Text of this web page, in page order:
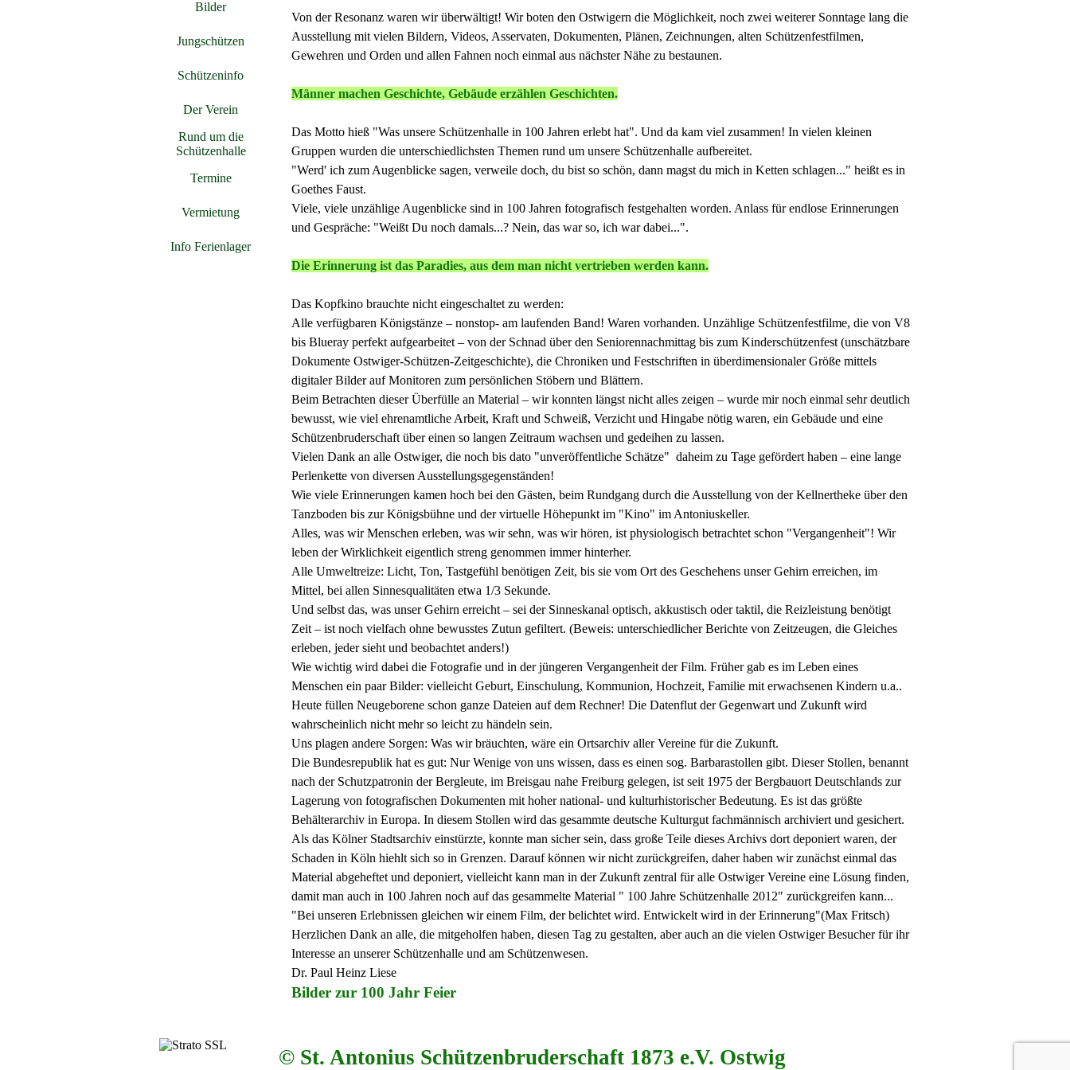
Bilder
Jungschützen ▼
Schützeninfo
Der Verein
Rund um die
Schützenhalle
Termine
Vermietung
Info Ferienlager
Von der Resonanz waren wir überwältigt! Wir boten den Ostwigern die Möglichkeit, noch zwei weiterer Sonntage lang die
Ausstellung mit vielen Bildern, Videos, Asservaten, Dokumenten, Plänen, Zeichnungen, alten Schützenfestfilmen,
Gewehren und Orden und allen Fahnen noch einmal aus nächster Nähe zu bestaunen.
Männer machen Geschichte, Gebäude erzählen Geschichten.
Das Motto hieß "Was unsere Schützenhalle in 100 Jahren erlebt hat". Und da kam viel zusammen! In vielen kleinen
Gruppen wurden die unterschiedlichsten Themen rund um unsere Schützenhalle aufbereitet.
"Werd' ich zum Augenblicke sagen, verweile doch, du bist so schön, dann magst du mich in Ketten schlagen..." heißt es in
Goethes Faust.
Viele, viele unzählige Augenblicke sind in 100 Jahren fotografisch festgehalten worden. Anlass für endlose Erinnerungen
und Gespräche: "Weißt Du noch damals...? Nein, das war so, ich war dabei...".
Die Erinnerung ist das Paradies, aus dem man nicht vertrieben werden kann.
Das Kopfkino brauchte nicht eingeschaltet zu werden:
Alle verfügbaren Königstänze – nonstop- am laufenden Band! Waren vorhanden. Unzählige Schützenfestfilme, die von V8
bis Blueray perfekt aufgearbeitet – von der Schnad über den Seniorennachmittag bis zum Kinderschützenfest (unschätzbare
Dokumente Ostwiger-Schützen-Zeitgeschichte), die Chroniken und Festschriften in überdimensionaler Größe mittels
digitaler Bilder auf Monitoren zum persönlichen Stöbern und Blättern.
Beim Betrachten dieser Überfülle an Material – wir konnten längst nicht alles zeigen – wurde mir noch einmal sehr deutlich
bewusst, wie viel ehrenamtliche Arbeit, Kraft und Schweiß, Verzicht und Hingabe nötig waren, ein Gebäude und eine
Schützenbruderschaft über einen so langen Zeitraum wachsen und gedeihen zu lassen.
Vielen Dank an alle Ostwiger, die noch bis dato "unveröffentliche Schätze" daheim zu Tage gefördert haben – eine lange
Perlenkette von diversen Ausstellungsgegenständen!
Wie viele Erinnerungen kamen hoch bei den Gästen, beim Rundgang durch die Ausstellung von der Kellnertheke über den
Tanzboden bis zur Königsbühne und der virtuelle Höhepunkt im "Kino" im Antoniuskeller.
Alles, was wir Menschen erleben, was wir sehn, was wir hören, ist physiologisch betrachtet schon "Vergangenheit"! Wir
leben der Wirklichkeit eigentlich streng genommen immer hinterher.
Alle Umweltreize: Licht, Ton, Tastgefühl benötigen Zeit, bis sie vom Ort des Geschehens unser Gehirn erreichen, im
Mittel, bei allen Sinnesqualitäten etwa 1/3 Sekunde.
Und selbst das, was unser Gehirn erreicht – sei der Sinneskanal optisch, akkustisch oder taktil, die Reizleistung benötigt
Zeit – ist noch vielfach ohne bewusstes Zutun gefiltert. (Beweis: unterschiedlicher Berichte von Zeitzeugen, die Gleiches
erleben, jeder sieht und beobachtet anders!)
Wie wichtig wird dabei die Fotografie und in der jüngeren Vergangenheit der Film. Früher gab es im Leben eines
Menschen ein paar Bilder: vielleicht Geburt, Einschulung, Kommunion, Hochzeit, Familie mit erwachsenen Kindern u.a..
Heute füllen Neugeborene schon ganze Dateien auf dem Rechner! Die Datenflut der Gegenwart und Zukunft wird
wahrscheinlich nicht mehr so leicht zu händeln sein.
Uns plagen andere Sorgen: Was wir bräuchten, wäre ein Ortsarchiv aller Vereine für die Zukunft.
Die Bundesrepublik hat es gut: Nur Wenige von uns wissen, dass es einen sog. Barbarastollen gibt. Dieser Stollen, benannt
nach der Schutzpatronin der Bergleute, im Breisgau nahe Freiburg gelegen, ist seit 1975 der Bergbauort Deutschlands zur
Lagerung von fotografischen Dokumenten mit hoher national- und kulturhistorischer Bedeutung. Es ist das größte
Behälterarchiv in Europa. In diesem Stollen wird das gesammte deutsche Kulturgut fachmännisch archiviert und gesichert.
Als das Kölner Stadtsarchiv einstürzte, konnte man sicher sein, dass große Teile dieses Archivs dort deponiert waren, der
Schaden in Köln hiehlt sich so in Grenzen. Darauf können wir nicht zurückgreifen, daher haben wir zunächst einmal das
Material abgeheftet und deponiert, vielleicht kann man in der Zukunft zentral für alle Ostwiger Vereine eine Lösung finden,
damit man auch in 100 Jahren noch auf das gesammelte Material " 100 Jahre Schützenhalle 2012" zurückgreifen kann...
"Bei unseren Erlebnissen gleichen wir einem Film, der belichtet wird. Entwickelt wird in der Erinnerung"(Max Fritsch)
Herzlichen Dank an alle, die mitgeholfen haben, diesen Tag zu gestalten, aber auch an die vielen Ostwiger Besucher für ihr
Interesse an unserer Schützenhalle und am Schützenwesen.
Dr. Paul Heinz Liese
Bilder zur 100 Jahr Feier
© St. Antonius Schützenbruderschaft 1873 e.V. Ostwig